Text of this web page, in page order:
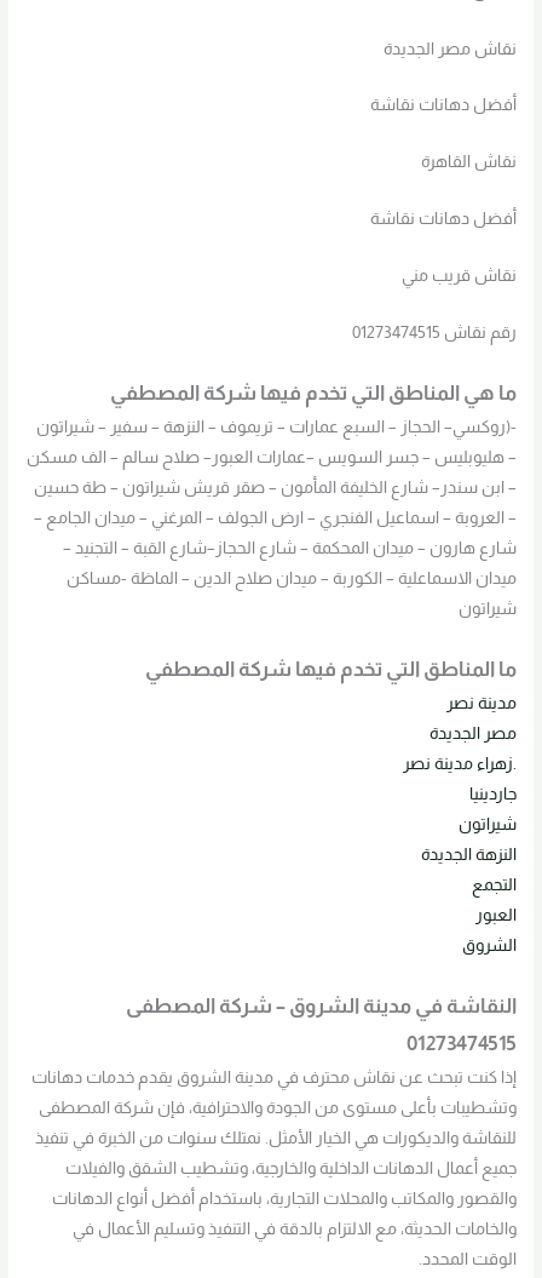
نقاش مصر الجديدة
أفضل دهانات نقاشة
نقاش القاهرة
أفضل دهانات نقاشة
نقاش قريب مني
رقم نقاش 01273474515
ما هي المناطق التي تخدم فيها شركة المصطفي
-(روكسي– الحجاز – السبع عمارات – تريموف – النزهة – سفير – شيراتون
– هليوبليس – جسر السويس –عمارات العبور– صلاح سالم – الف مسكن
– ابن سندر– شارع الخليفة المأمون – صقر قريش شيراتون – طة حسين
– العروبة – اسماعيل الفنجري – ارض الجولف – المرغني – ميدان الجامع –
شارع هارون – ميدان المحكمة – شارع الحجاز–شارع القبة – التجنيد –
ميدان الاسماعلية – الكوربة – ميدان صلاح الدين – الماظة -مساكن
شيراتون
ما المناطق التي تخدم فيها شركة المصطفي
مدينة نصر
مصر الجديدة
.زهراء مدينة نصر
جاردينيا
شيراتون
النزهة الجديدة
التجمع
العبور
الشروق
النقاشة في مدينة الشروق – شركة المصطفى
01273474515
إذا كنت تبحث عن نقاش محترف في مدينة الشروق يقدم خدمات دهانات
وتشطيبات بأعلى مستوى من الجودة والاحترافية، فإن شركة المصطفى
للنقاشة والديكورات هي الخيار الأمثل. نمتلك سنوات من الخبرة في تنفيذ
جميع أعمال الدهانات الداخلية والخارجية، وتشطيب الشقق والفيلات
والقصور والمكاتب والمحلات التجارية، باستخدام أفضل أنواع الدهانات
والخامات الحديثة، مع الالتزام بالدقة في التنفيذ وتسليم الأعمال في
الوقت المحدد.